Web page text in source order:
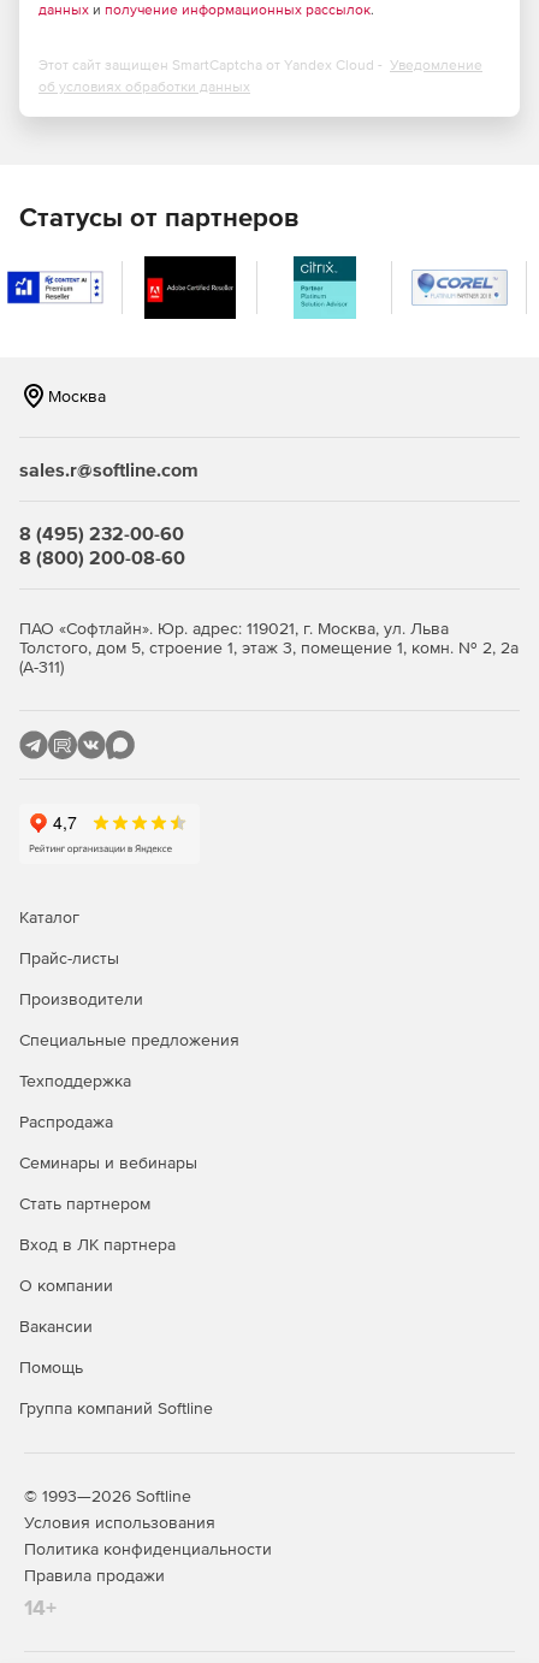
данных и получение информационных рассылок.
Этот сайт защищен SmartCaptcha от Yandex Cloud - Уведомление
об условиях обработки данных
Статусы от партнеров
Москва
sales.r@softline.com
8 (495) 232-00-60
8 (800) 200-08-60
ПАО «Софтлайн». Юр. адрес: 119021, г. Москва, ул. Льва
Толстого, дом 5, строение 1, этаж 3, помещение 1, комн. № 2, 2а
(А-311)
Каталог
Прайс-листы
Производители
Специальные предложения
Техподдержка
Распродажа
Семинары и вебинары
Стать партнером
Вход в ЛК партнера
О компании
Вакансии
Помощь
Группа компаний Softline
© 1993—2026 Softline
Условия использования
Политика конфиденциальности
Правила продажи
14+